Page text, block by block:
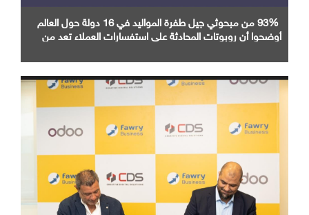
93% من مبحوثي جيل طفرة المواليد في 16 دولة حول العالم
أوضحوا أن روبوتات المحادثة على استفسارات العملاء تعد من